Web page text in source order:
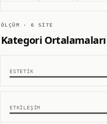
ÖLÇÜM ·6 SITE
Kategori Ortalamaları
ESTETIK
ETKILEŞIM